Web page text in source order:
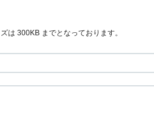
は 300KB までとなっております。